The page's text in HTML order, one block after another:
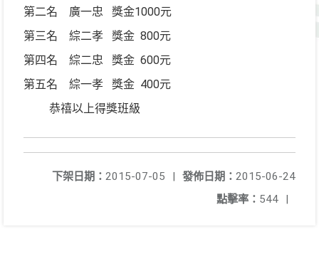
第二名 廣一忠 獎金1000元
第三名 綜二孝 獎金 800元
第四名 綜二忠 獎金 600元
第五名 綜一孝 獎金 400元
恭禧以上得獎班級
發佈日期： 2015-06-24
下架日期： 2015-07-05
|
點擊率： 544 |